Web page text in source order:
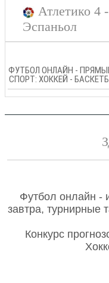
Атлетико 4
Эспаньол
ФУТБОЛ ОНЛАЙН -
СПОРТ: ХОККЕЙ -
Футбол онлайн -
завтра, турнирные
Конкурс